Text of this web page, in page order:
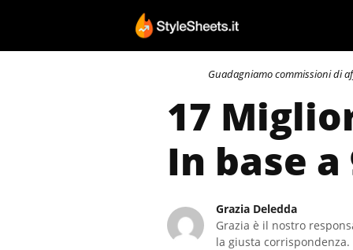
contenuto
Guadagniamo commissioni di
17
In base
Grazia Deledda
Grazia è il nostro
la giusta